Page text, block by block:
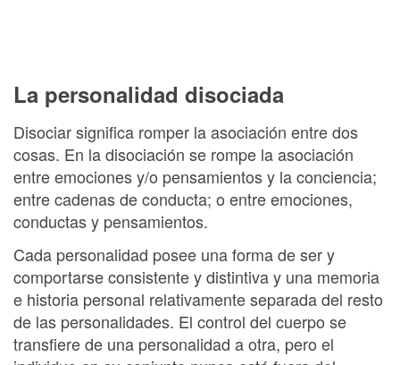
La personalidad disociada
Disociar significa romper la asociación entre dos
cosas. En la disociación se rompe la asociación
entre emociones y/o pensamientos y la conciencia;
entre cadenas de conducta; o entre emociones,
conductas y pensamientos.
Cada personalidad posee una forma de ser y
comportarse consistente y distintiva y una memoria
e historia personal relativamente separada del resto
de las personalidades. El control del cuerpo se
transfiere de una personalidad a otra, pero el